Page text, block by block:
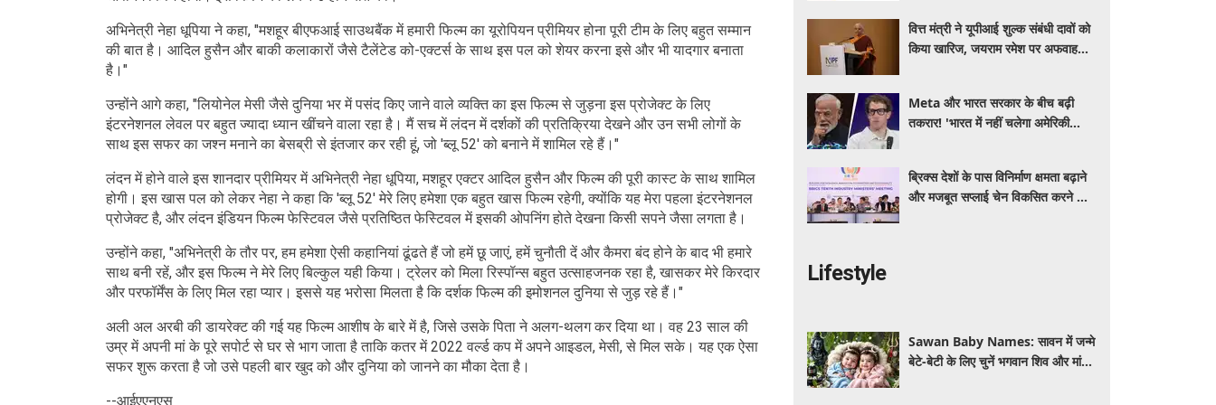
अभिनेत्री नेहा धूपिया ने कहा, "मशहूर बीएफआई साउथबैंक में हमारी फिल्म का यूरोपियन प्रीमियर होना पूरी टीम के लिए बहुत सम्मान
की बात है। आदिल हुसैन और बाकी कलाकारों जैसे टैलेंटेड को-एक्टर्स के साथ इस पल को शेयर करना इसे और भी यादगार बनाता
है।"
उन्होंने आगे कहा, "लियोनेल मेसी जैसे दुनिया भर में पसंद किए जाने वाले व्यक्ति का इस फिल्म से जुड़ना इस प्रोजेक्ट के लिए
इंटरनेशनल लेवल पर बहुत ज्यादा ध्यान खींचने वाला रहा है। मैं सच में लंदन में दर्शकों की प्रतिक्रिया देखने और उन सभी लोगों के
साथ इस सफर का जश्न मनाने का बेसब्री से इंतजार कर रही हूं, जो 'ब्लू 52' को बनाने में शामिल रहे हैं।"
लंदन में होने वाले इस शानदार प्रीमियर में अभिनेत्री नेहा धूपिया, मशहूर एक्टर आदिल हुसैन और फिल्म की पूरी कास्ट के साथ शामिल
होगी। इस खास पल को लेकर नेहा ने कहा कि 'ब्लू 52' मेरे लिए हमेशा एक बहुत खास फिल्म रहेगी, क्योंकि यह मेरा पहला इंटरनेशनल
प्रोजेक्ट है, और लंदन इंडियन फिल्म फेस्टिवल जैसे प्रतिष्ठित फेस्टिवल में इसकी ओपनिंग होते देखना किसी सपने जैसा लगता है।
उन्होंने कहा, "अभिनेत्री के तौर पर, हम हमेशा ऐसी कहानियां ढूंढते हैं जो हमें छू जाएं, हमें चुनौती दें और कैमरा बंद होने के बाद भी हमारे
साथ बनी रहें, और इस फिल्म ने मेरे लिए बिल्कुल यही किया। ट्रेलर को मिला रिस्पॉन्स बहुत उत्साहजनक रहा है, खासकर मेरे किरदार
और परफॉर्मेंस के लिए मिल रहा प्यार। इससे यह भरोसा मिलता है कि दर्शक फिल्म की इमोशनल दुनिया से जुड़ रहे हैं।"
अली अल अरबी की डायरेक्ट की गई यह फिल्म आशीष के बारे में है, जिसे उसके पिता ने अलग-थलग कर दिया था। वह 23 साल की
उम्र में अपनी मां के पूरे सपोर्ट से घर से भाग जाता है ताकि कतर में 2022 वर्ल्ड कप में अपने आइडल, मेसी, से मिल सके। यह एक ऐसा
सफर शुरू करता है जो उसे पहली बार खुद को और दुनिया को जानने का मौका देता है।
--आईएएनएस
वित्त मंत्री ने यूपीआई शुल्क संबंधी दावों को
किया खारिज, जयराम रमेश पर अफवाह
Meta और भारत सरकार के बीच बढ़ी
तकरार! 'भारत में नहीं चलेगा अमेरिकी
ब्रिक्स देशों के पास विनिर्माण क्षमता बढ़ाने
और मजबूत सप्लाई चेन विकसित करने का
Lifestyle
Sawan Baby Names: सावन में जन्मे
बेटे-बेटी के लिए चुनें भगवान शिव और मां